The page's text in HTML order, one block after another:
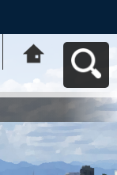
動応援ｻｲﾄ はち
コミねっとへ戻